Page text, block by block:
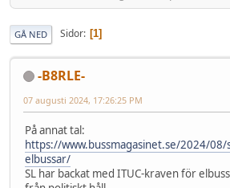
GÅ NED Sidor 1
-B8RLE-
07 augusti 2024, 17:26:25 PM
På annat tal:
https://www.bussmagasinet.se/2024/08/
elbussar/
SL har backat med ITUC-kraven för